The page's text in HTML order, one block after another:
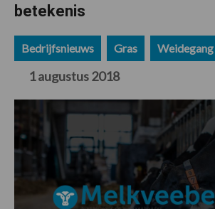
betekenis
Bedrijfsnieuws Gras Weidegang
1 augustus 2018